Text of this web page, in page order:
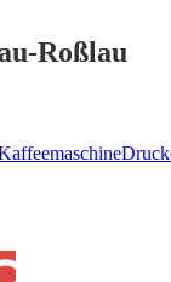
Roßlau